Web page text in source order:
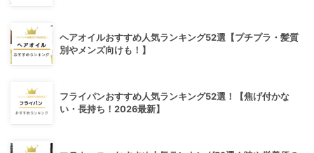
ヘアオイルおすすめ人気ランキング52選【プチプラ・髪質
別やメンズ向けも！】
フライパンおすすめ人気ランキング52選！【焦げ付かな
い・長持ち！2026最新】